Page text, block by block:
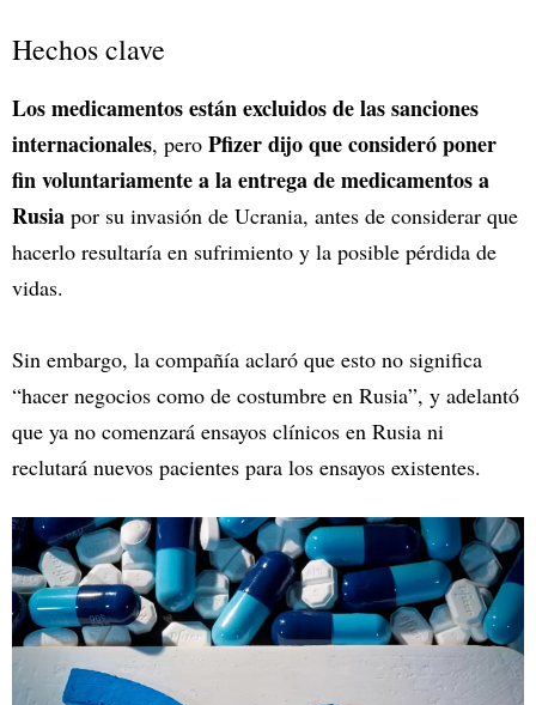
Hechos clave
Los medicamentos están excluidos de las sanciones
internacionales, pero Pfizer dijo que consideró poner
fin voluntariamente a la entrega de medicamentos a
Rusia por su invasión de Ucrania, antes de considerar que
hacerlo resultaría en sufrimiento y la posible pérdida de
vidas.
Sin embargo, la compañía aclaró que esto no significa
“hacer negocios como de costumbre en Rusia”, y adelantó
que ya no comenzará ensayos clínicos en Rusia ni
reclutará nuevos pacientes para los ensayos existentes.